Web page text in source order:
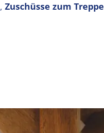
, Zuschüsse zum